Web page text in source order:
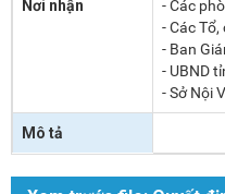
Nơi nhận
- Các
- Các
- Ban
- UBND
- Sở Nội
Mô tả